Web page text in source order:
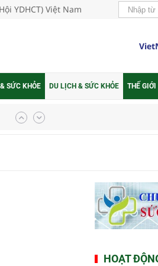
YDHCT) Việt Nam
SỨC KHỎE DU LỊCH & SỨC KHỎE THẾ GIỚI
HOẠT